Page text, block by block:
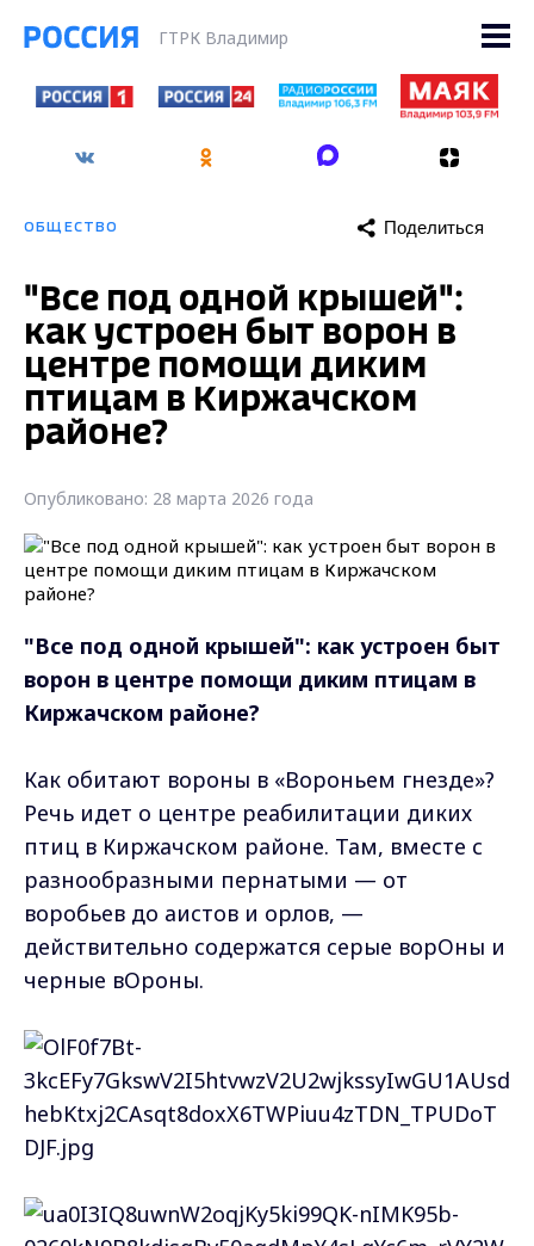
ГТРК Владимир
ОБЩЕСТВО Поделиться
"Все под одной крышей":
как устроен быт ворон в
центре помощи диким
птицам в Киржачском
районе?
Опубликовано: 28 марта 2026 года
"Все под одной крышей": как устроен быт
ворон в центре помощи диким птицам в
Киржачском районе?
Как обитают вороны в «Вороньем гнезде»?
Речь идет о центре реабилитации диких
птиц в Киржачском районе. Там, вместе с
разнообразными пернатыми — от
воробьев до аистов и орлов, —
действительно содержатся серые ворОны и
черные вОроны.